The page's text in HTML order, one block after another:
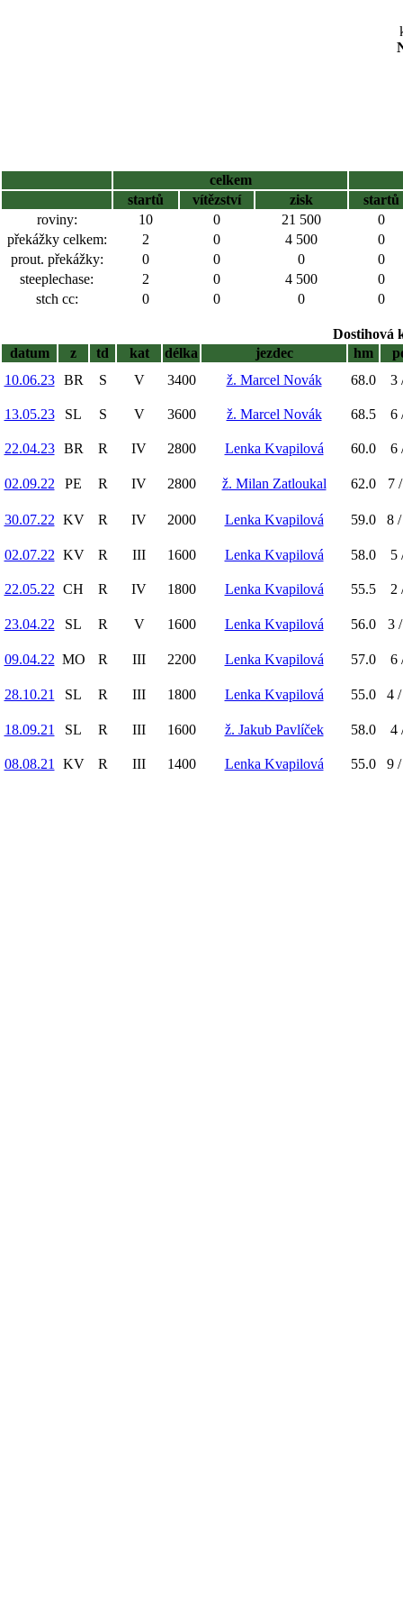
celkem
startů
vítězství zisk
startů
roviny:
10 0 21 500
0
překážky celkem:
2 0 4 500
0
prout. překážky:
0 0 0
0
steeplechase:
2 0 4 500
0
stch cc:
0 0 0 0
Dostihová
datum
z td kat délka jezdec hm
10.06.23
BR S V 3400 ž. Marcel Novák 68.0 3
13.05.23 SL S V 3600 ž. Marcel Novák 68.5 6
22.04.23 BR R IV 2800 Lenka Kvapilová 60.0 6
02.09.22 PE R IV 2800 ž. Milan Zatloukal 62.0 7
30.07.22 KV R IV 2000 Lenka Kvapilová 59.0 8
02.07.22 KV R III 1600 Lenka Kvapilová 58.0 5
22.05.22 CH R IV 1800 Lenka Kvapilová 55.5 2
23.04.22 SL R V 1600 Lenka Kvapilová 56.0 3
09.04.22 MO R III 2200 Lenka Kvapilová 57.0 6
28.10.21 SL R III 1800 Lenka Kvapilová 55.0 4
18.09.21 SL R III 1600 ž. Jakub Pavlíček 58.0 4
08.08.21 KV R III 1400 Lenka Kvapilová 55.0 9